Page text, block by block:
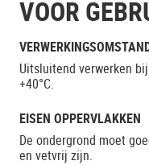
VOOR
Uitsluitend verwerken
+40°C.
EISEN OPPERVLAKKEN
De ondergrond moet
en vetvrij zijn.